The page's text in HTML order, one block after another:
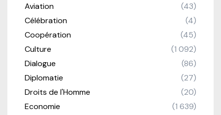
Aviation
(43)
Célébration
(4)
Coopération
(45)
Culture
(1 092)
Dialogue
(86)
Diplomatie
(27)
Droits de l'Homme
(20)
Economie
(1 639)